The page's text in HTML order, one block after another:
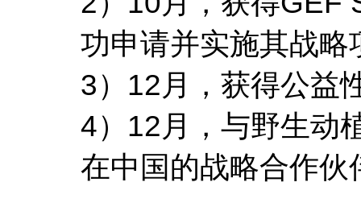
功申请并实施其战略
3）12月，获得公益
4）12月，与野生动
在中国的战略合作伙